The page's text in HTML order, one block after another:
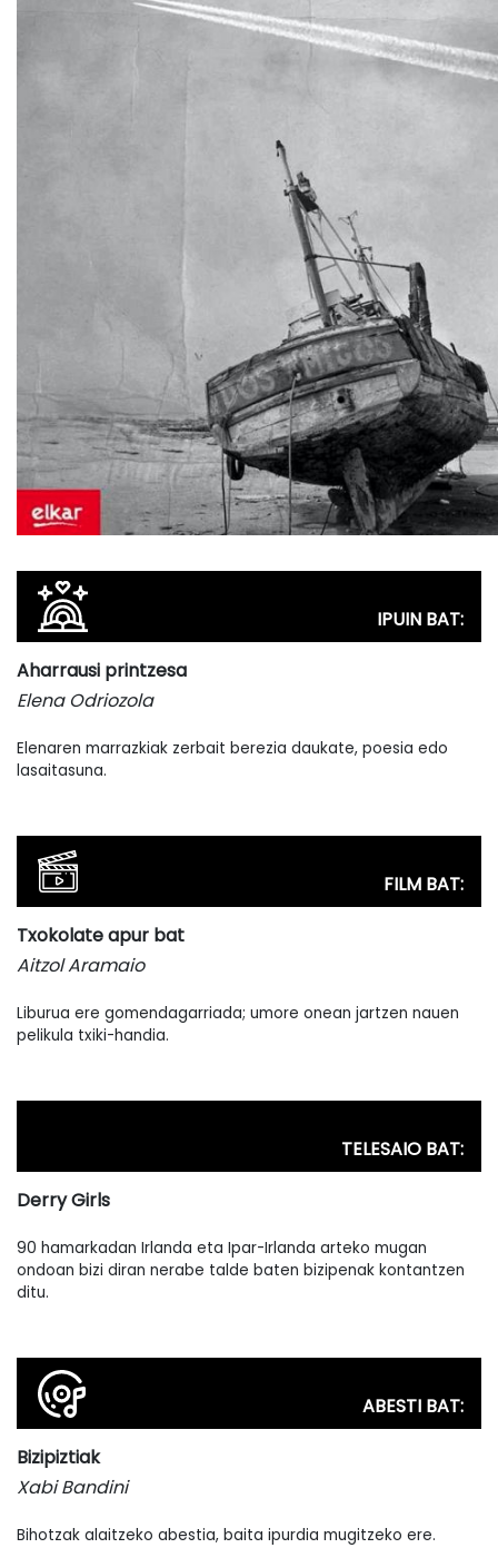
IPUIN BAT:
Aharrausi printzesa
Elena Odriozola
Elenaren marrazkiak zerbait berezia daukate, poesia edo
lasaitasuna.
FILM BAT:
Txokolate apur bat
Aitzol Aramaio
Liburua ere gomendagarriada; umore onean jartzen nauen
pelikula txiki-handia.
TELESAIO BAT:
Derry Girls
90 hamarkadan Irlanda eta Ipar-Irlanda arteko mugan
ondoan bizi diran nerabe talde baten bizipenak kontantzen
ditu.
ABESTI BAT:
Bizipiztiak
Xabi Bandini
Bihotzak alaitzeko abestia, baita ipurdia mugitzeko ere.